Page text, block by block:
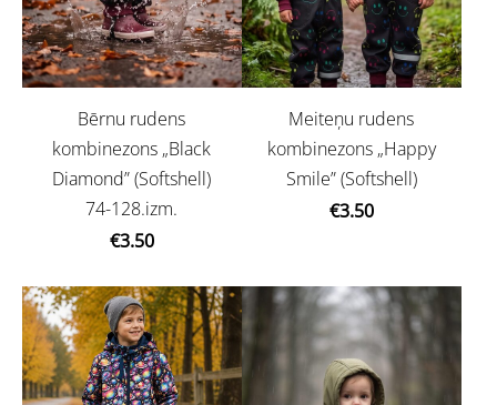
Bērnu rudens
kombinezons „Black
Diamond” (Softshell)
74-128.izm.
€3.50
Meiteņu rudens
kombinezons „Happy
Smile” (Softshell)
€3.50